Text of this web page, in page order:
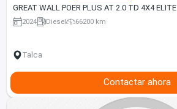
GREAT WALL POER PLUS AT 2.0 TD 4X4 ELITE
2024 Diesel 66200 km
Talca
Contactar ahora